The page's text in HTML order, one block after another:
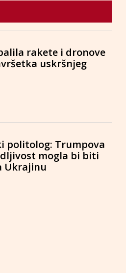
rakete i dronove
uskršnjeg
politolog: Trumpova
mogla bi biti
Ukrajinu